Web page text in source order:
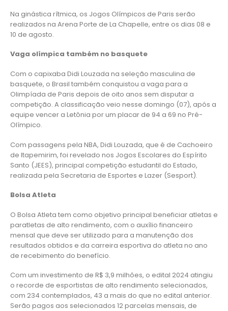
Na ginástica rítmica, os Jogos Olímpicos de Paris serão
realizados na Arena Porte de La Chapelle, entre os dias 08 e
10 de agosto.
Vaga olímpica também no basquete
Com o capixaba Didi Louzada na seleção masculina de
basquete, o Brasil também conquistou a vaga para a
Olimpíada de Paris depois de oito anos sem disputar a
competição. A classificação veio nesse domingo (07), após a
equipe vencer a Letônia por um placar de 94 a 69 no Pré-
Olímpico.
Com passagens pela NBA, Didi Louzada, que é de Cachoeiro
de Itapemirim, foi revelado nos Jogos Escolares do Espírito
Santo (JEES), principal competição estudantil do Estado,
realizada pela Secretaria de Esportes e Lazer (Sesport).
Bolsa Atleta
O Bolsa Atleta tem como objetivo principal beneficiar atletas e
paratletas de alto rendimento, com o auxílio financeiro
mensal que deve ser utilizado para a manutenção dos
resultados obtidos e da carreira esportiva do atleta no ano
de recebimento do benefício.
Com um investimento de R$ 3,9 milhões, o edital 2024 atingiu
o recorde de esportistas de alto rendimento selecionados,
com 234 contemplados, 43 a mais do que no edital anterior.
Serão pagos aos selecionados 12 parcelas mensais, de